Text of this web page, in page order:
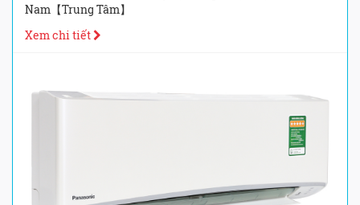
Nam【Trung Tâm】
Xem chi tiết